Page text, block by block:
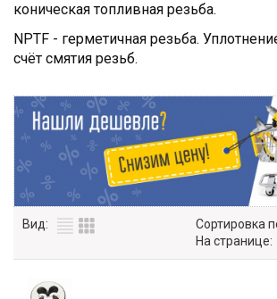
коническая топливная резьба.
NPTF - герметичная резьба.
счёт смятия резьб.
Вид: Сортировка
На странице: